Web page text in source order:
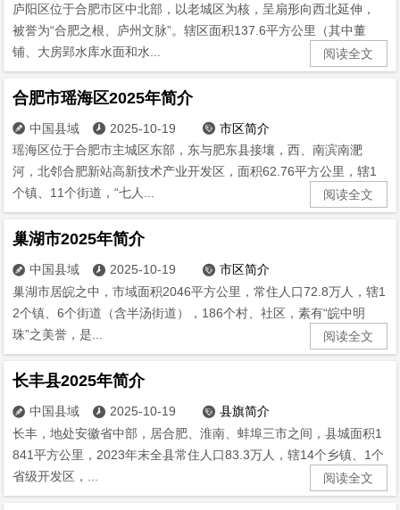
庐阳区位于合肥市区中北部，以老城区为核，呈扇形向西北延伸，
被誉为“合肥之根、庐州文脉”。辖区面积137.6平方公里（其中董
铺、大房郢水库水面和水...
阅读全文
合肥市瑶海区2025年简介
 中国县域  2025-10-19  市区简介
瑶海区位于合肥市主城区东部，东与肥东县接壤，西、南滨南淝
河，北邻合肥新站高新技术产业开发区，面积62.76平方公里，辖1
个镇、11个街道，“七人...
阅读全文
巢湖市2025年简介
 中国县域  2025-10-19  市区简介
巢湖市居皖之中，市域面积2046平方公里，常住人口72.8万人，辖1
2个镇、6个街道（含半汤街道），186个村、社区，素有“皖中明
珠”之美誉，是...
阅读全文
长丰县2025年简介
 中国县域  2025-10-19  县旗简介
长丰，地处安徽省中部，居合肥、淮南、蚌埠三市之间，县城面积1
841平方公里，2023年末全县常住人口83.3万人，辖14个乡镇、1个
省级开发区，...
阅读全文